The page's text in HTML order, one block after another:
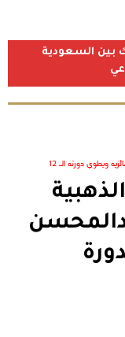
بين السعودية
ويطوي دورته الـ 12